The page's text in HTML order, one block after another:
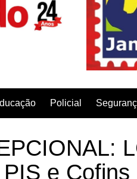
Policial
e